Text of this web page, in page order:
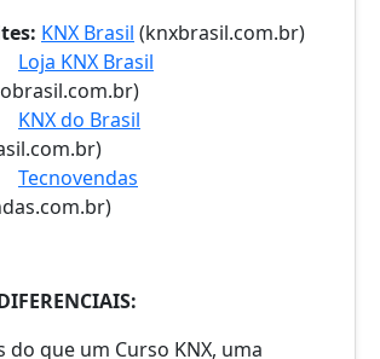
KNX Brasil (knxbrasil.com.br)
Loja KNX Brasil
KNX do Brasil
Tecnovendas
do que um Curso KNX, uma